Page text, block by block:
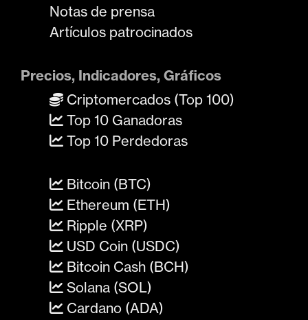
Notas de prensa
Artículos patrocinados
Precios, Indicadores, Gráficos
Criptomercados (Top 100)
Top 10 Ganadoras
Top 10 Perdedoras
Bitcoin (BTC)
Ethereum (ETH)
Ripple (XRP)
USD Coin (USDC)
Bitcoin Cash (BCH)
Solana (SOL)
Cardano (ADA)